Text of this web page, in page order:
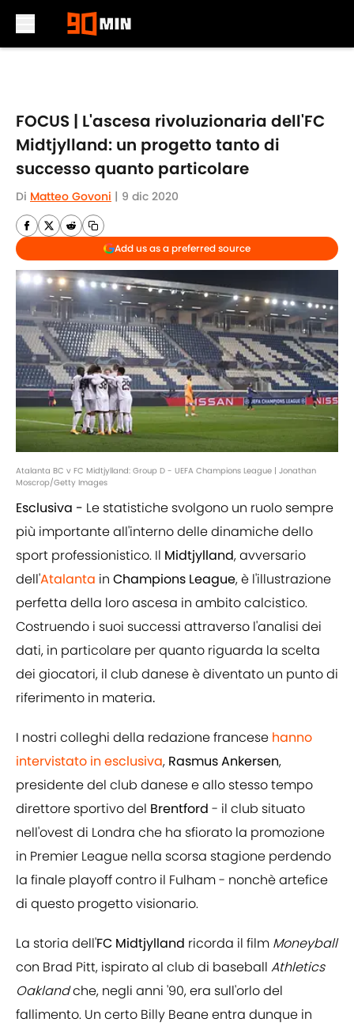
FOCUS | L'ascesa rivoluzionaria dell'FC
Midtjylland: un progetto tanto di
successo quanto particolare
Di Matteo Govoni | 9 dic 2020
Add us as a preferred source
Atalanta BC v FC Midtjylland: Group D - UEFA Champions League | Jonathan
Moscrop/Getty Images
Esclusiva - Le statistiche svolgono un ruolo sempre
più importante all'interno delle dinamiche dello
sport professionistico. Il Midtjylland, avversario
dell'Atalanta in Champions League, è l'illustrazione
perfetta della loro ascesa in ambito calcistico.
Costruendo i suoi successi attraverso l'analisi dei
dati, in particolare per quanto riguarda la scelta
dei giocatori, il club danese è diventato un punto di
riferimento in materia.
I nostri colleghi della redazione francese hanno
intervistato in esclusiva, Rasmus Ankersen,
presidente del club danese e allo stesso tempo
direttore sportivo del Brentford - il club situato
nell'ovest di Londra che ha sfiorato la promozione
in Premier League nella scorsa stagione perdendo
la finale playoff contro il Fulham - nonchè artefice
di questo progetto visionario.
La storia dell'FC Midtjylland ricorda il film Moneyball
con Brad Pitt, ispirato al club di baseball Athletics
Oaklandche, negli anni '90, era sull'orlo del
fallimento. Un certo Billy Beane entra dunque in